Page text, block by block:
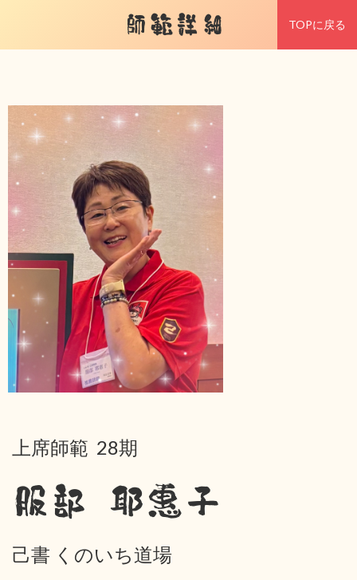
師範詳細 TOPに戻る
上席師範 28期
服部 耶惠子
己書 くのいち道場